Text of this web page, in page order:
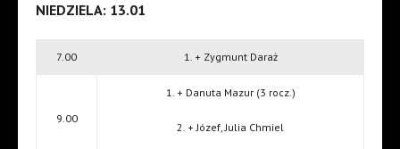
NIEDZIELA: 13.01
7.00 1. + Zygmunt Daraż
9.00
1. + Danuta Mazur (3 rocz.)
2. + Józef, Julia Chmiel